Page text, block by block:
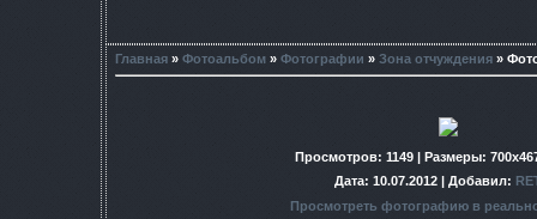
Главная » Фотоальбом » Фотографии » Зона отчуждения »
Просмотров: 1149 | Размеры:
Дата: 10.07.2012 | Добавил:
Просмотреть фотографию в